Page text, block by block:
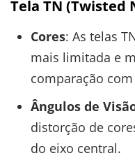
Tela TN (Twisted
Cores: As telas
mais limitada e
comparação com
Ângulos de
distorção de
do eixo central.